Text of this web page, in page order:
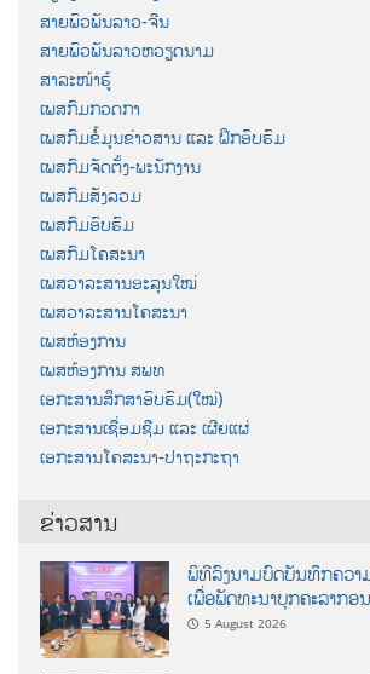
ສາຍພົວພັນລາວ-ຈີນ
ສາຍພົວພັນລາວຫວຽດນາມ
ສາລະໜ້າຮູ້
ເພສກົມກວດກາ
ເພສກົມຂໍ້ມູນຂ່າວສານ ແລະ ຝຶກອົບຮົມ
ເພສກົມຈັດຕັ້ງ-ພະນັກງານ
ເພສກົມສັງລວມ
ເພສກົມອົບຮົມ
ເພສກົມໂຄສະນາ
ເພສວາລະສານອະລຸນໃໝ່
ເພສວາລະສານໂຄສະນາ
ເພສຫ້ອງການ
ເພສຫ້ອງການ ສພທ
ເອກະສານສຶກສາອົບຮົມ(ໃໝ່)
ເອກະສານເຊື່ອມຊືມ ແລະ ເຜີຍແຜ່
ເອກະສານໂຄສະນາ-ປາຖະກະຖາ
ຂ່າວສານ
ພິທີລົງນາມບົດບັນທຶກຄວາ
ເພື່ອພັດທະນາບຸກຄະລາກ
5 August 2026